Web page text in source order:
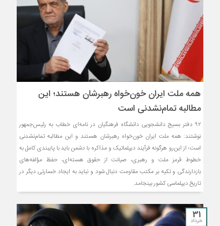
همه ملت ایران خون‌خواه رهبرشان هستند؛ این
مطالبه تمام‌نشدنی است
۹۲ دفتر بسیج دانشجویی دانشگاه فرهنگیان در نامه‌ای خطاب به رئیس‌جمهور
نوشتند: همه ملت ایران خون‌خواه رهبرشان هستند و این مطالبه تمام‌نشدنی
است؛ از این‌رو هرگونه فرآیند دیپلماتیک و مذاکره با دشمن باید با پایبندی کامل به
خطوط قرمز ملت و رهبری، صیانت از حقوق هسته‌ای، حفظ مؤلفه‌های
بازدارندگی و تکیه بر مکتب مقاومت دنبال شود و نباید به ایجاد خسارتی دیگر در
تاریخ دیپلماسی کشور بینجامد.
31
خرداد